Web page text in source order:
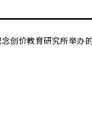
创价教育研究所举办